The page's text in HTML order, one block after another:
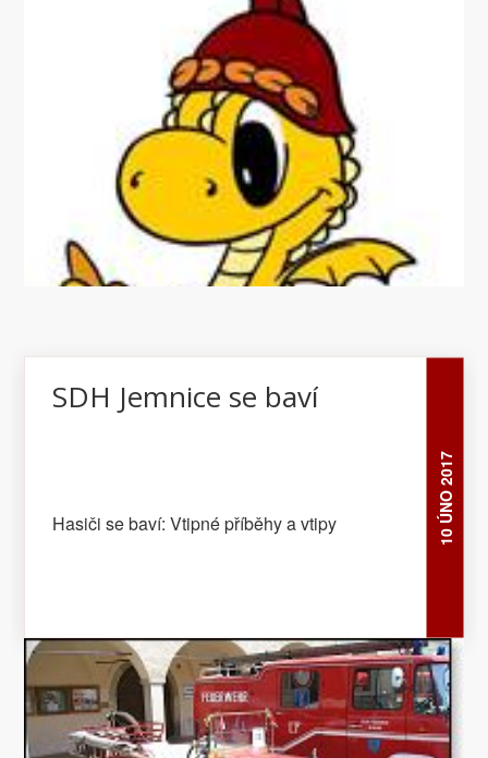
10 ÚNO 2017
SDH Jemnice se baví
Hasiči se baví: Vtipné příběhy a vtipy